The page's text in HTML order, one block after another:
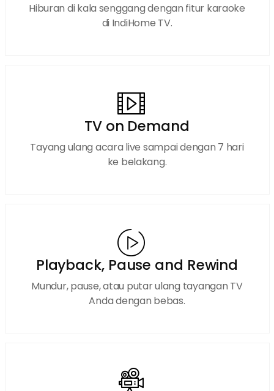
Hiburan di kala senggang dengan fitur karaoke
di IndiHome TV.
TV on Demand
Tayang ulang acara live sampai dengan 7 hari
ke belakang.
Playback, Pause and Rewind
Mundur, pause, atau putar ulang tayangan TV
Anda dengan bebas.